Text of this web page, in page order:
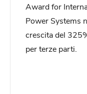
Award for
Power Systems
crescita del
per terze parti.